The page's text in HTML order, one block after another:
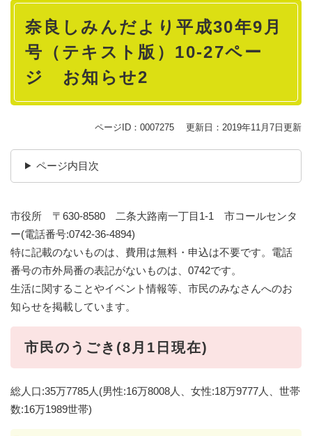
本
奈良しみんだより平成30年9月
号（テキスト版）10-27ペー
ジ お知らせ2
ページID：0007275 更新日：2019年11月7日更新
ページ内目次
市役所 〒630-8580 二条大路南一丁目1-1 市コールセンタ
ー(電話番号:0742-36-4894)
特に記載のないものは、費用は無料・申込は不要です。電話
番号の市外局番の表記がないものは、0742です。
生活に関することやイベント情報等、市民のみなさんへのお
知らせを掲載しています。
市民のうごき(8月1日現在)
総人口:35万7785人(男性:16万8008人、女性:18万9777人、世帯
数:16万1989世帯)